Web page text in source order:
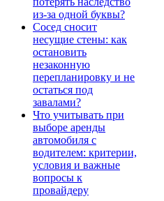
из-за одной буквы?
Сосед сносит
несущие стены: как
остановить
незаконную
перепланировку и не
остаться под
завалами?
Что учитывать при
выборе аренды
автомобиля с
водителем: критерии,
условия и важные
вопросы к
провайдеру